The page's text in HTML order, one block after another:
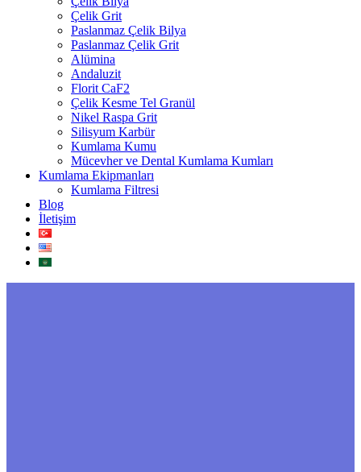
Çelik Grit
Paslanmaz Çelik Bilya
Paslanmaz Çelik Grit
Alümina
Andaluzit
Florit CaF2
Çelik Kesme Tel Granül
Nikel Raspa Grit
Silisyum Karbür
Kumlama Kumu
Mücevher ve Dental Kumlama Kumları
Kumlama Ekipmanları
Kumlama Filtresi
Blog
İletişim